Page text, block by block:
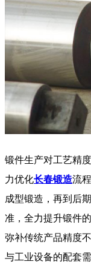
锻件生产对工艺精
力优化长春锻造流
成型锻造，再到后
准，全力提升锻件
弥补传统产品精度
与工业设备的配套需